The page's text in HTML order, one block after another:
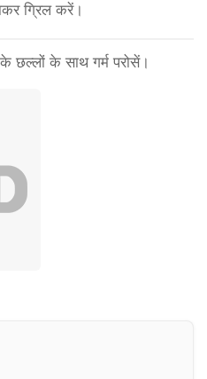
ग्रिल करें।
छल्लों के साथ गर्म परोसें।